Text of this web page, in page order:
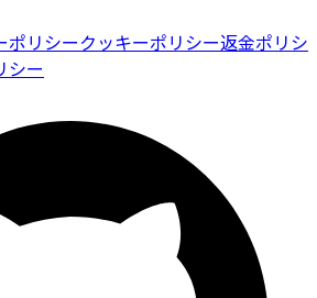
ポリシークッキーポリシー返金ポリシ
シー